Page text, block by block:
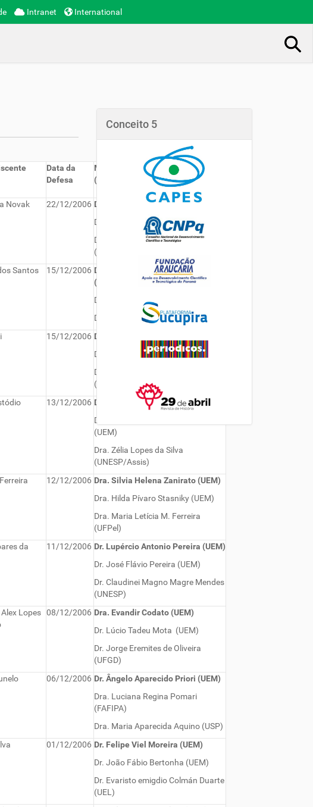
Intranet International
Data da
Defesa
Membros da Banca
(orientador e membros)
Novak 22/12/2006 Dr. Lúcio Tadeu Mota
(UEM)
Dra. Hilda Pívaro Stasniky (UEM)
Dr. Jorge Eremites de Oliveira
(UFGD)
Santos 15/12/2006 Dra. Sandra Cássia A. Pelegrini
(UEM)
Dra. Silvia Helena Zanirato (UEM)
Dra.Geni Rosa Duarte (UNIOSTE)
15/12/2006 Dra. Hilda Pívaro Stasniky (UEM)
Dra. Evandir Codato (UEM)
Dra. Judite Maria Barbosa Trindade
(UFPR)
13/12/2006 Dra. Silvia Helena Zanirato (UEM)
Dra. Sandra Cássia A. Pelegrini
(UEM)
Dra. Zélia Lopes da Silva
(UNESP/Assis)
12/12/2006 Dra. Silvia Helena Zanirato (UEM)
Dra. Hilda Pívaro Stasniky (UEM)
Dra. Maria Letícia M. Ferreira
(UFPel)
da
11/12/2006 Dr. Lupércio Antonio Pereira (UEM)
Dr. José Flávio Pereira (UEM)
Dr. Claudinei Magno Magre Mendes
(UNESP)
Lopes 08/12/2006 Dra. Evandir Codato (UEM)
Dr. Lúcio Tadeu Mota (UEM)
Dr. Jorge Eremites de Oliveira
(UFGD)
06/12/2006 Dr. Ângelo Aparecido Priori (UEM)
Dra. Luciana Regina Pomari
(FAFIPA)
Dra. Maria Aparecida Aquino (USP)
01/12/2006 Dr. Felipe Viel Moreira (UEM)
Dr. João Fábio Bertonha (UEM)
Dr. Evaristo emigdio Colmán Duarte
(UEL)
Conceito 5